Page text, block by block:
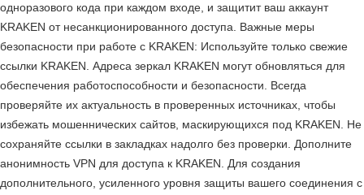
одноразового кода при каждом входе, и защитит ваш аккаунт
KRAKEN от несанкционированного доступа. Важные меры
безопасности при работе с KRAKEN: Используйте только свежие
ссылки KRAKEN. Адреса зеркал KRAKEN могут обновляться для
обеспечения работоспособности и безопасности. Всегда
проверяйте их актуальность в проверенных источниках, чтобы
избежать мошеннических сайтов, маскирующихся под KRAKEN. Не
сохраняйте ссылки в закладках надолго без проверки. Дополните
анонимность VPN для доступа к KRAKEN. Для создания
дополнительного, усиленного уровня защиты вашего соединения с